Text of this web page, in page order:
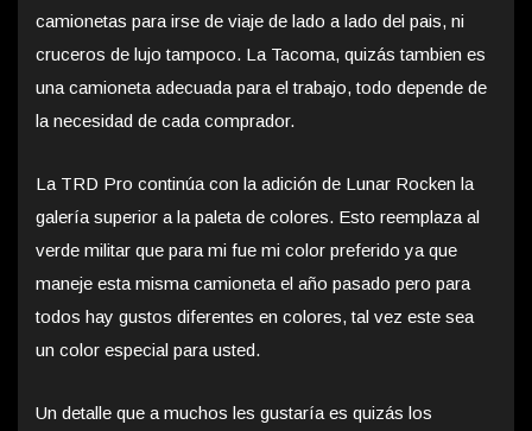
camionetas para irse de viaje de lado a lado del pais, ni
cruceros de lujo tampoco. La Tacoma, quizás tambien es
una camioneta adecuada para el trabajo, todo depende de
la necesidad de cada comprador.
La TRD Pro continúa con la adición de Lunar Rocken la
galería superior a la paleta de colores. Esto reemplaza al
verde militar que para mi fue mi color preferido ya que
maneje esta misma camioneta el año pasado pero para
todos hay gustos diferentes en colores, tal vez este sea
un color especial para usted.
Un detalle que a muchos les gustaría es quizás los